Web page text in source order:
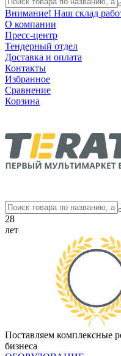
Внимание! Наш склад
О компании
Пресс-центр
Тендерный отдел
Доставка и оплата
Контакты
Избранное
Сравнение
Корзина
28
лет
Поставляем комплексные
бизнеса